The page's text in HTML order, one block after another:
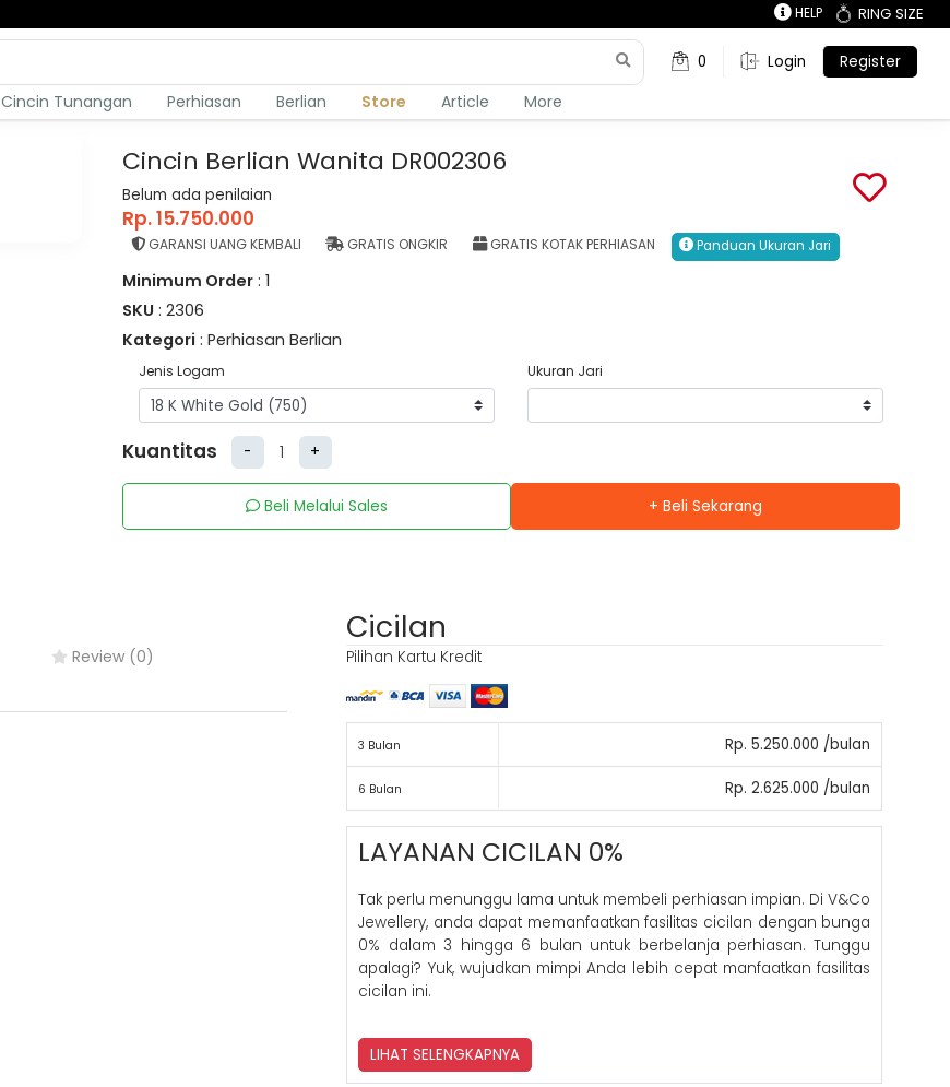
HELP RING SIZE
0 Login Register
Cincin Tunangan Perhiasan Berlian Store Article More
Cincin Berlian Wanita DR002306
Belum ada penilaian
Rp. 15.750.000
GARANSI UANG KEMBALI GRATIS ONGKIR GRATIS KOTAK PERHIASAN Panduan Ukuran Jari
Minimum Order: 1
SKU : 2306
Kategori : Perhiasan Berlian
Jenis Logam Ukuran Jari
Kuantitas - +
Beli Melalui Sales + Beli Sekarang
Review (0)
Cicilan
Pilihan Kartu Kredit
3 Bulan Rp. 5.250.000 /bulan
6 Bulan Rp. 2.625.000 /bulan
LAYANAN CICILAN 0%
Tak perlu menunggu lama untuk membeli perhiasan impian. Di V&Co
Jewellery, anda dapat memanfaatkan fasilitas cicilan dengan bunga
0% dalam 3 hingga 6 bulan untuk berbelanja perhiasan. Tunggu
apalagi? Yuk, wujudkan mimpi Anda lebih cepat manfaatkan fasilitas
cicilan ini.
LIHAT SELENGKAPNYA